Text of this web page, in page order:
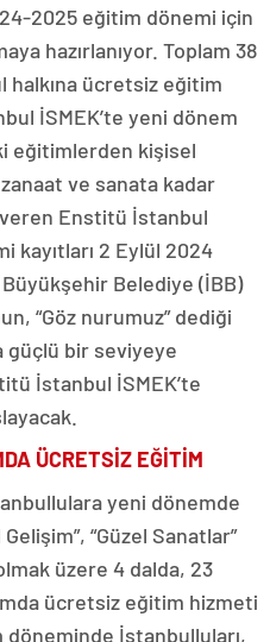
2025 eğitim dönemi için
hazırlanıyor. Toplam 38
halkına ücretsiz eğitim
İSMEK’te yeni dönem
eğitimlerden kişisel
ve sanata kadar
Enstitü İstanbul
kayıtları 2 Eylül 2024
Belediye (İBB)
“Göz nurumuz” dediği
güçlü bir seviyeye
İstanbul İSMEK’te
ÜCRETSİZ EĞİTİM
yeni dönemde
“Güzel Sanatlar”
üzere 4 dalda, 23
ücretsiz eğitim hizmeti
İstanbulluları,